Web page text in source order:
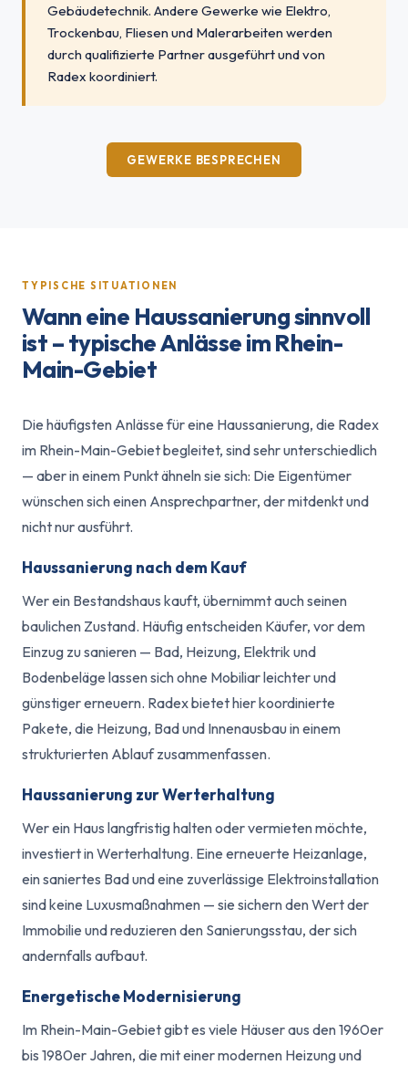
Gebäudetechnik. Andere Gewerke wie Elektro,
Trockenbau, Fliesen und Malerarbeiten werden
durch qualifizierte Partner ausgeführt und von
Radex koordiniert.
GEWERKE BESPRECHEN
TYPISCHE SITUATIONEN
Wann eine Haussanierung sinnvoll
ist – typische Anlässe im Rhein-
Main-Gebiet
Die häufigsten Anlässe für eine Haussanierung, die Radex
im Rhein-Main-Gebiet begleitet, sind sehr unterschiedlich
— aber in einem Punkt ähneln sie sich: Die Eigentümer
wünschen sich einen Ansprechpartner, der mitdenkt und
nicht nur ausführt.
Haussanierung nach dem Kauf
Wer ein Bestandshaus kauft, übernimmt auch seinen
baulichen Zustand. Häufig entscheiden Käufer, vor dem
Einzug zu sanieren — Bad, Heizung, Elektrik und
Bodenbeläge lassen sich ohne Mobiliar leichter und
günstiger erneuern. Radex bietet hier koordinierte
Pakete, die Heizung, Bad und Innenausbau in einem
strukturierten Ablauf zusammenfassen.
Haussanierung zur Werterhaltung
Wer ein Haus langfristig halten oder vermieten möchte,
investiert in Werterhaltung. Eine erneuerte Heizanlage,
ein saniertes Bad und eine zuverlässige Elektroinstallation
sind keine Luxusmaßnahmen — sie sichern den Wert der
Immobilie und reduzieren den Sanierungsstau, der sich
andernfalls aufbaut.
Energetische Modernisierung
Im Rhein-Main-Gebiet gibt es viele Häuser aus den 1960er
bis 1980er Jahren, die mit einer modernen Heizung und